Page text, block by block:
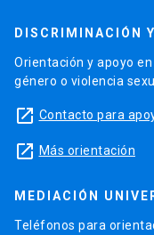
DISCRIMINACIÓN
Orientación y apoyo
género o violencia
launch Contacto para
launch Más orientación
MEDIACIÓN
Teléfonos para